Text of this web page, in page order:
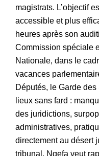
magistrats. L’objectif
accessible et plus
heures après son
Commission spéciale
Nationale, dans le
vacances
Députés, le Garde
lieux sans fard :
des juridictions,
administratives,
directement au désert
tribunal. Ngefa veut